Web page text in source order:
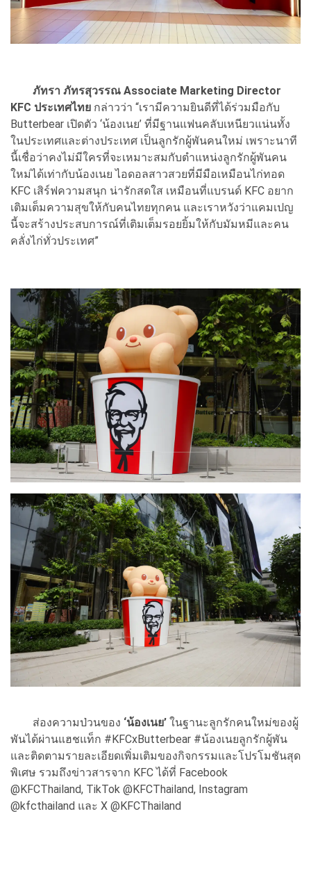
ภัทรา ภัทรสุวรรณ Associate Marketing Director
KFC ประเทศไทย กล่าวว่า “เรามีความยินดีที่ได้ร่วมมือกับ
Butterbear เปิดตัว ‘น้องเนย’ ที่มีฐานแฟนคลับเหนียวแน่นทั้ง
ในประเทศและต่างประเทศ เป็นลูกรักผู้พันคนใหม่ เพราะนาที
นี้เชื่อว่าคงไม่มีใครที่จะเหมาะสมกับตำแหน่งลูกรักผู้พันคน
ใหม่ได้เท่ากับน้องเนย ไอดอลสาวสวยที่มีมือเหมือนไก่ทอด
KFC เสิร์ฟความสนุก น่ารักสดใส เหมือนที่แบรนด์ KFC อยาก
เติมเต็มความสุขให้กับคนไทยทุกคน และเราหวังว่าแคมเปญ
นี้จะสร้างประสบการณ์ที่เติมเต็มรอยยิ้มให้กับมัมหมีและคน
คลั่งไก่ทั่วประเทศ”
ส่องความป่วนของ ‘น้องเนย’ ในฐานะลูกรักคนใหม่ของผู้
พันได้ผ่านแฮชแท็ก #KFCxButterbear #น้องเนยลูกรักผู้พัน
และติดตามรายละเอียดเพิ่มเติมของกิจกรรมและโปรโมชันสุด
พิเศษ รวมถึงข่าวสารจาก KFC ได้ที่ Facebook
@KFCThailand, TikTok @KFCThailand, Instagram
@kfcthailand และ X @KFCThailand